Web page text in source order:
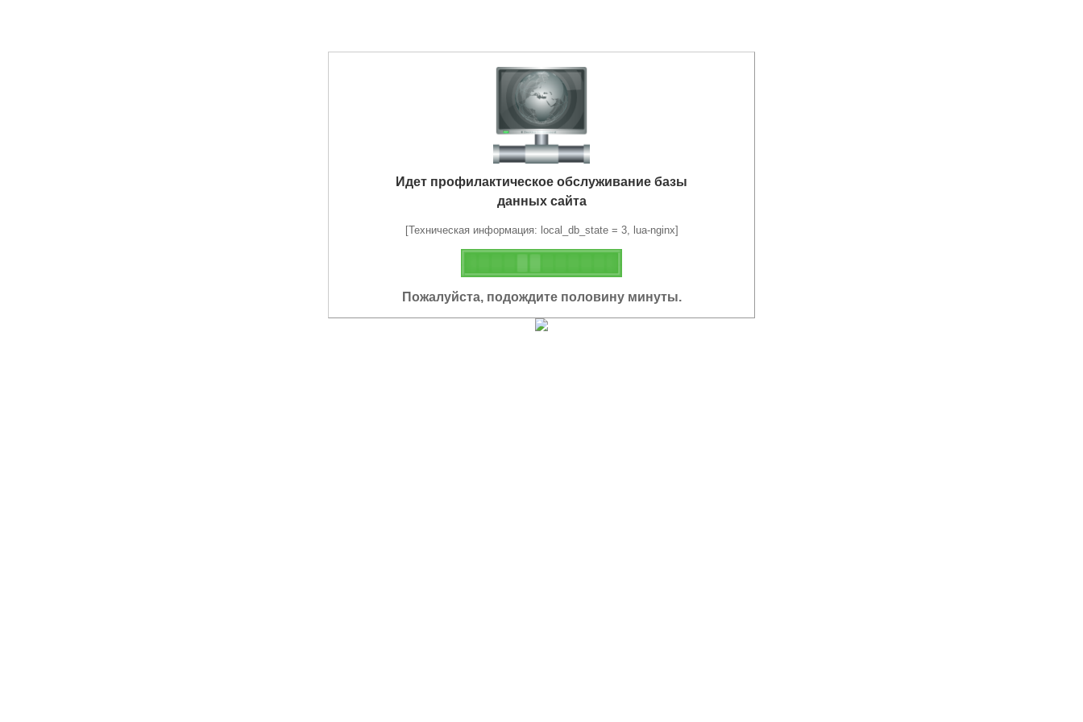
Идет профилактическое обслуживание базы
данных сайта
[Техническая информация: local_db_state = 3, lua-nginx]
Пожалуйста, подождите половину минуты.